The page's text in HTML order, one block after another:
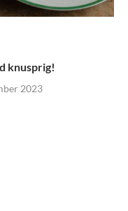
knusprig!
2023